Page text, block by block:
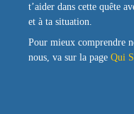
t’aider dans cette quête
et à ta situation.
Pour mieux comprendre
nous, va sur la page Qui